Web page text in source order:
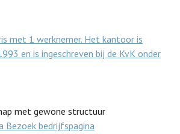
met 1 werknemer. Het kantoor is
en is ingeschreven bij de KvK onder
met gewone structuur
Bezoek bedrijfspagina